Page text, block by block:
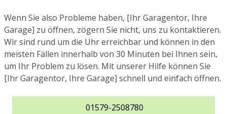
Wenn Sie also Probleme haben, [Ihr Garagentor, Ihre
Garage] zu öffnen, zögern Sie nicht, uns zu kontaktieren.
Wir sind rund um die Uhr erreichbar und können in den
meisten Fällen innerhalb von 30 Minuten bei Ihnen sein,
um Ihr Problem zu lösen. Mit unserer Hilfe können Sie
[Ihr Garagentor, Ihre Garage] schnell und einfach öffnen.
01579-2508780